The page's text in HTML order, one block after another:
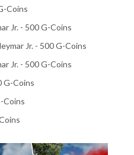
Coins
Jr. - 500 G-Coins
Jr. - 500 G-Coins
Jr. - 500 G-Coins
G-Coins
Coins